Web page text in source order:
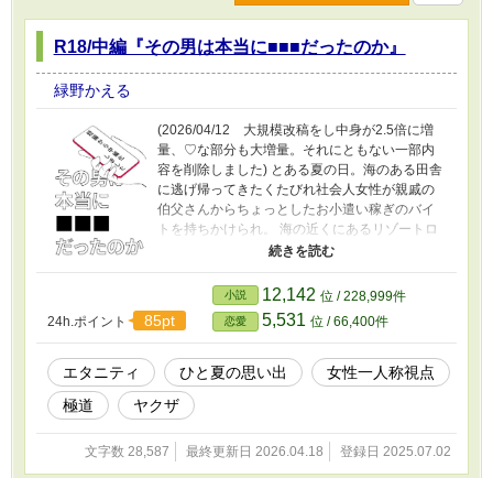
R18/中編『その男は本当に■■■だったのか』
緑野かえる
(2026/04/12 大規模改稿をし中身が2.5倍に増
量、♡な部分も大増量。それにともない一部内
容を削除しました) とある夏の日。海のある田舎
に逃げ帰ってきたくたびれ社会人女性が親戚の
伯父さんからちょっとしたお小遣い稼ぎのバイ
トを持ちかけられ。 海の近くにあるリゾートロ
ッジ×泡沫の肉体関係――体を許してしまった男
は果たしてただの会社員だったのか、それとも
裏社会の人間だったのか……。 (R18シーンには
※マーク) (ムーンライトノベルズにも投稿)
24h.ポイント
85pt
小説 12,142 位 / 228,999件
恋愛 5,531 位 / 66,400件
エタニティ ひと夏の思い出
女性一人称視点
極道
ヤクザ
文字数 28,587 最終更新日 2026.04.18 登録日 2025.07.02